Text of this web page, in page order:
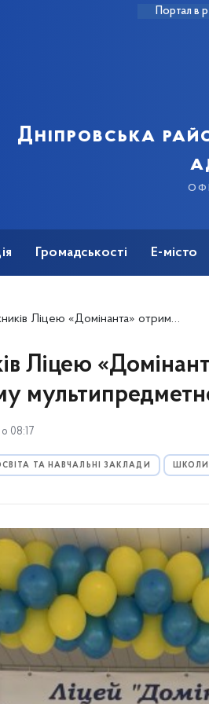
Портал в
Дніпровська
Громадськості Е-місто
отримали 200 балів на національному мультипредметному тесті
Ліцею
08:17
ТА НАВЧАЛЬНІ ЗАКЛАДИ ШКОЛИ